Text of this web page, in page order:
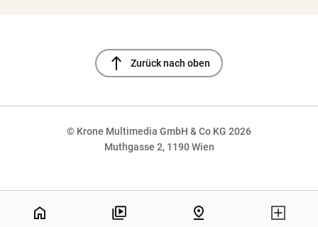
north Zurück nach oben
© Krone Multimedia GmbH & Co KG 2026
Muthgasse 2, 1190 Wien
home pin_drop
NaN%